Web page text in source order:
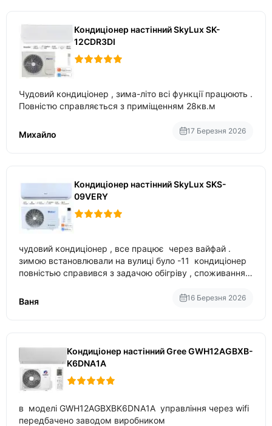
Кондиціонер настінний SkyLux SK-
12CDR3DI
Чудовий кондиціонер , зима-літо всі функції працюють .
Повністю справляється з приміщенням 28кв.м
Михайло 17 Березня 2026
Кондиціонер настінний SkyLux SKS-
09VERY
чудовий кондиціонер , все працює через вайфай .
зимою встановлювали на вулиці було -11 кондиціонер
повністью справився з задачою обігріву , споживання
температури
Ваня 16 Березня 2026
Кондиціонер настінний Gree GWH12AGBXB-
K6DNA1A
в моделі GWH12AGBXBK6DNA1A управління через wifi
передбачено заводом виробником